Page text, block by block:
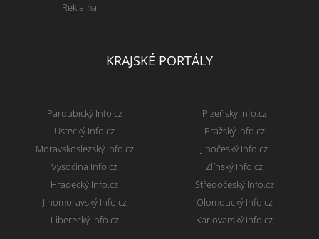
Reklama
KRAJSKÉ PORTÁLY
Pardubický Info.cz
Ústecký Info.cz
Moravskoslezský Info.cz
Vysočina Info.cz
Hradecký Info.cz
Jihomoravský Info.cz
Liberecký Info.cz
Plzeňský Info.cz
Pražský Info.cz
Jihočeský Info.cz
Zlínský Info.cz
Středočeský Info.cz
Olomoucký Info.cz
Karlovarský Info.cz